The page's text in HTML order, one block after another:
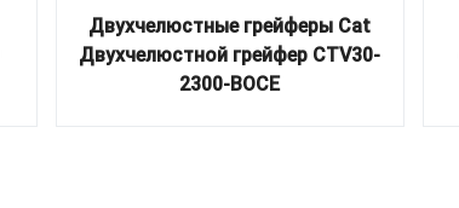
Двухчелюстные грейферы Cat
Двухчелюстной грейфер CTV30-
2300-BOCE